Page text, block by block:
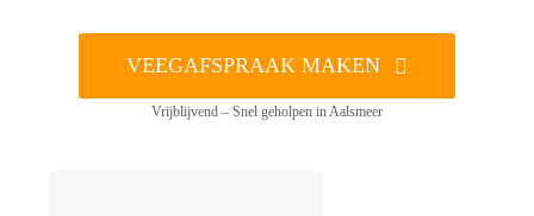
VEEGAFSPRAAK MAKEN
Vrijblijvend – Snel geholpen in Aalsmeer